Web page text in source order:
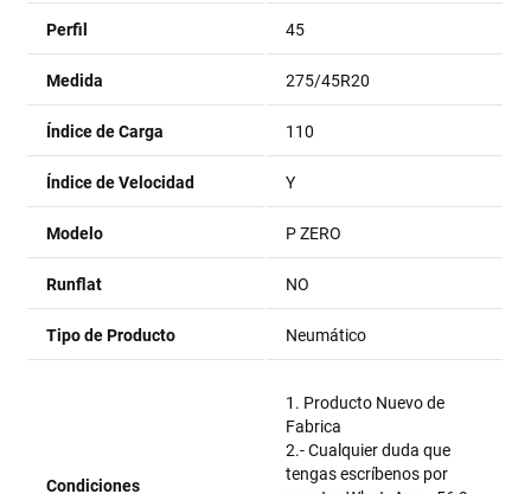
Perfil 45
Medida 275/45R20
Índice de Carga 110
Índice de Velocidad Y
Modelo P ZERO
Runflat NO
Tipo de Producto Neumático
Condiciones
1. Producto Nuevo de
Fabrica
2.- Cualquier duda que
tengas escríbenos por